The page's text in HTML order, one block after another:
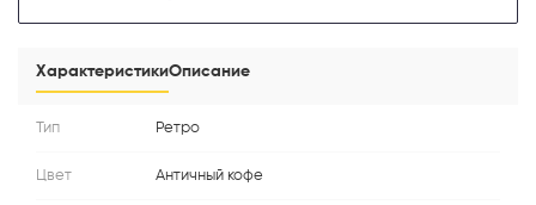
ХарактеристикиОписание
Тип Ретро
Цвет Античный кофе